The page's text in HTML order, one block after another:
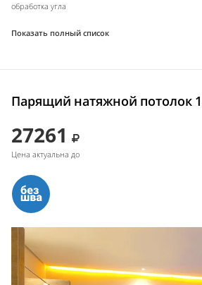
обработка угла
Показать полный список
Парящий натяжной потолок
27261
Цена актуальна до